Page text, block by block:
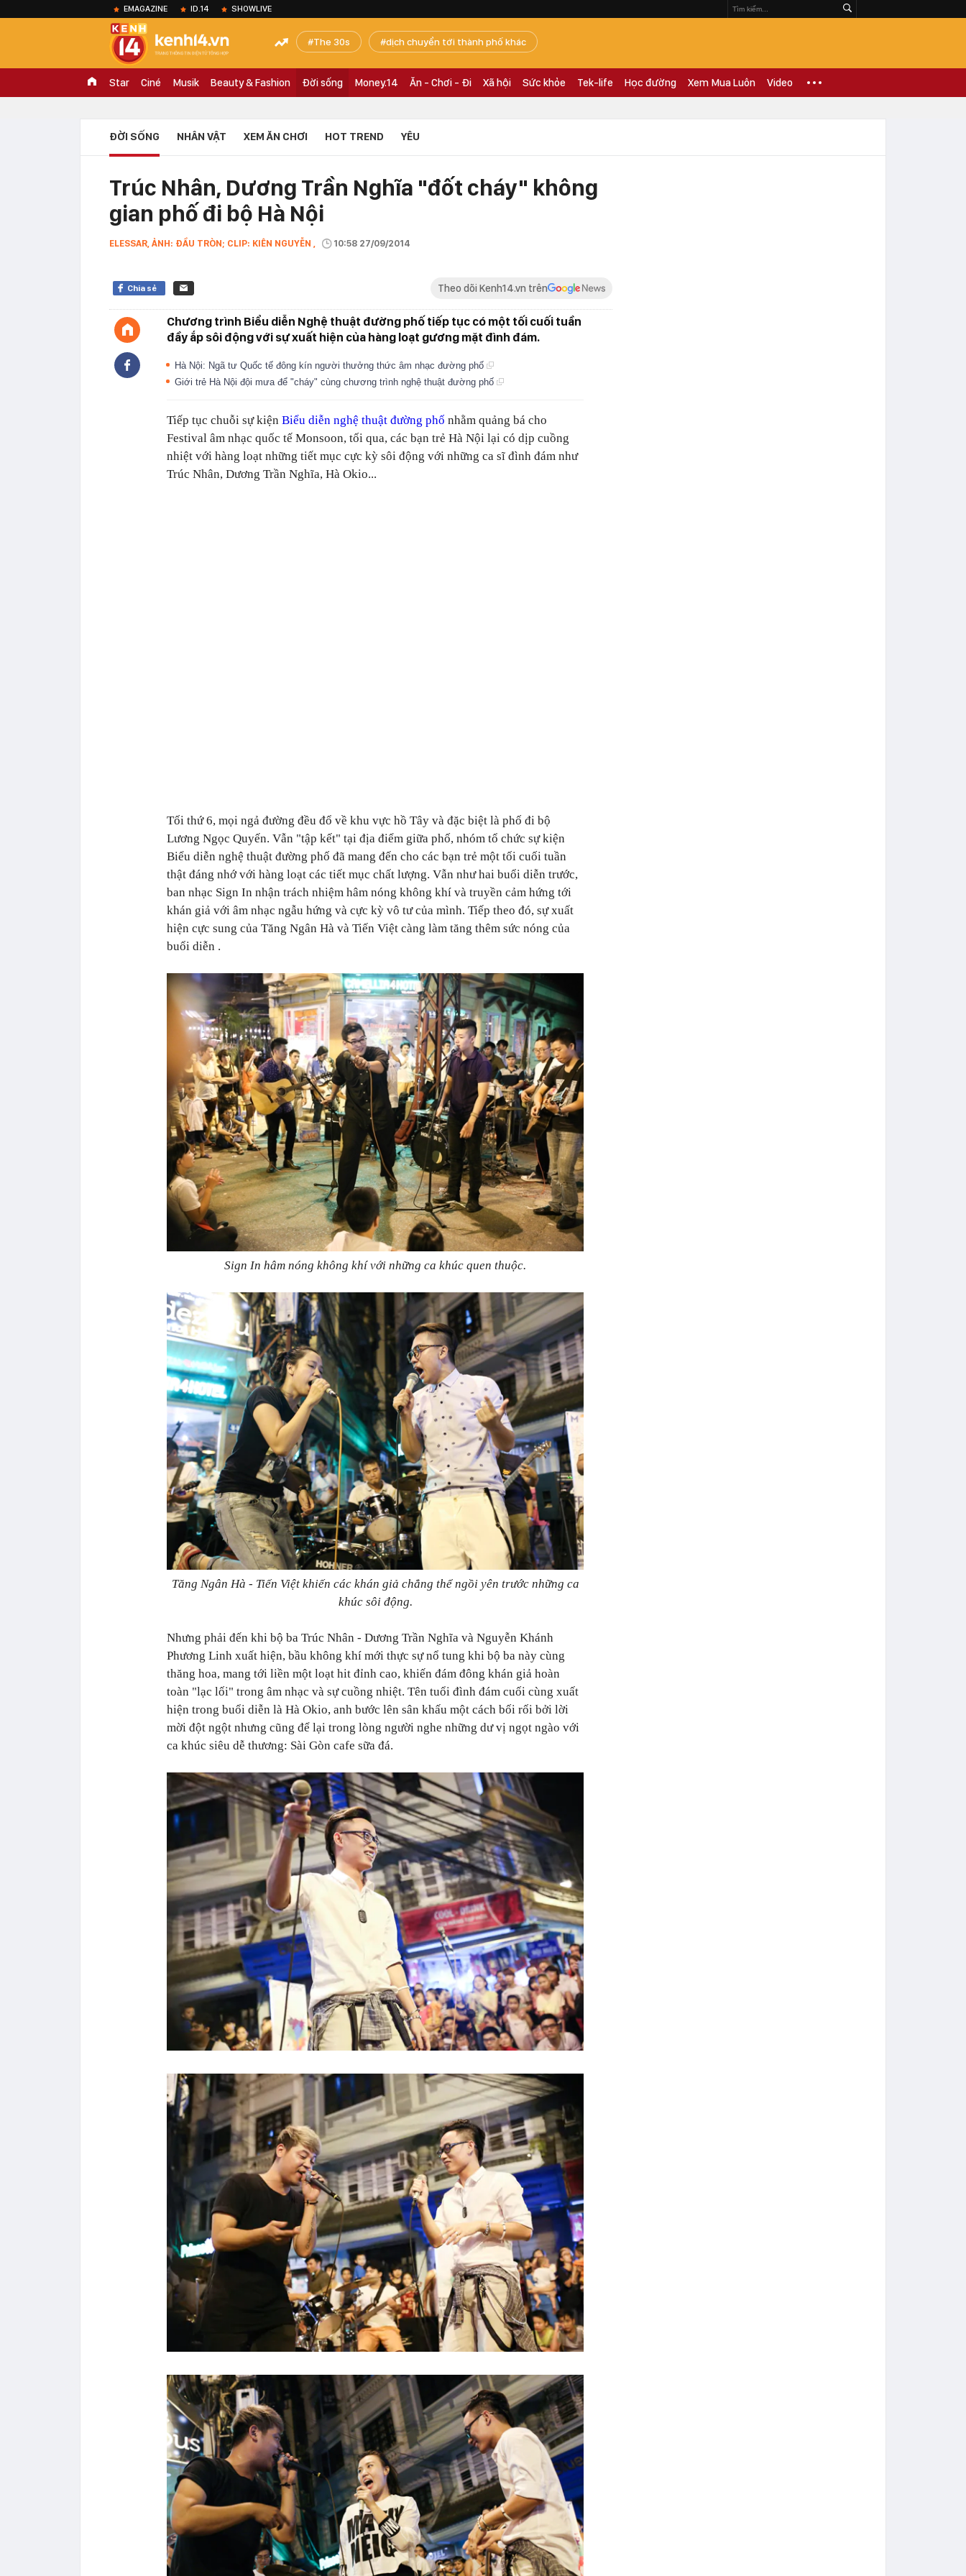
EMAGAZINE ID.14 SHOWLIVE
The 30s dịch chuyển tới thành phố khác
Star Ciné Musik Beauty & Fashion Đời sống Money.14 Ăn - Chơi - Đi Xã hội Sức khỏe Tek-life Học đường Xem Mua Luôn Video
ĐỜI SỐNG NHÂN VẬT XEM ĂN CHƠI HOT TREND YÊU
Trúc Nhân, Dương Trần Nghĩa "đốt cháy" không
gian phố đi bộ Hà Nội
ELESSAR, ẢNH: ĐẦU TRÒN; CLIP: KIÊN NGUYỄN , 10:58 27/09/2014
Chia sẻ Theo dõi Kenh14.vn trên
Chương trình Biểu diễn Nghệ thuật đường phố tiếp tục có một tối cuối tuần
đầy ắp sôi động với sự xuất hiện của hàng loạt gương mặt đình đám.
Hà Nội: Ngã tư Quốc tế đông kín người thưởng thức âm nhạc đường phố
Giới trẻ Hà Nội đội mưa để "cháy" cùng chương trình nghệ thuật đường phố
Tiếp tục chuỗi sự kiện Biểu diễn nghệ thuật đường phố nhằm quảng bá cho
Festival âm nhạc quốc tế Monsoon, tối qua, các bạn trẻ Hà Nội lại có dịp cuồng
nhiệt với hàng loạt những tiết mục cực kỳ sôi động với những ca sĩ đình đám như
Trúc Nhân, Dương Trần Nghĩa, Hà Okio...
Tối thứ 6, mọi ngả đường đều đổ về khu vực hồ Tây và đặc biệt là phố đi bộ
Lương Ngọc Quyến. Vẫn "tập kết" tại địa điểm giữa phố, nhóm tổ chức sự kiện
Biểu diễn nghệ thuật đường phố đã mang đến cho các bạn trẻ một tối cuối tuần
thật đáng nhớ với hàng loạt các tiết mục chất lượng. Vẫn như hai buổi diễn trước,
ban nhạc Sign In nhận trách nhiệm hâm nóng không khí và truyền cảm hứng tới
khán giả với âm nhạc ngẫu hứng và cực kỳ vô tư của mình. Tiếp theo đó, sự xuất
hiện cực sung của Tăng Ngân Hà và Tiến Việt càng làm tăng thêm sức nóng của
buổi diễn .
Sign In hâm nóng không khí với những ca khúc quen thuộc.
Tăng Ngân Hà - Tiến Việt khiến các khán giả chẳng thể ngồi yên trước những ca
khúc sôi động.
Nhưng phải đến khi bộ ba Trúc Nhân - Dương Trần Nghĩa và Nguyễn Khánh
Phương Linh xuất hiện, bầu không khí mới thực sự nổ tung khi bộ ba này cùng
thăng hoa, mang tới liền một loạt hit đỉnh cao, khiến đám đông khán giả hoàn
toàn "lạc lối" trong âm nhạc và sự cuồng nhiệt. Tên tuổi đình đám cuối cùng xuất
hiện trong buổi diễn là Hà Okio, anh bước lên sân khấu một cách bối rối bởi lời
mời đột ngột nhưng cũng để lại trong lòng người nghe những dư vị ngọt ngào với
ca khúc siêu dễ thương: Sài Gòn cafe sữa đá.